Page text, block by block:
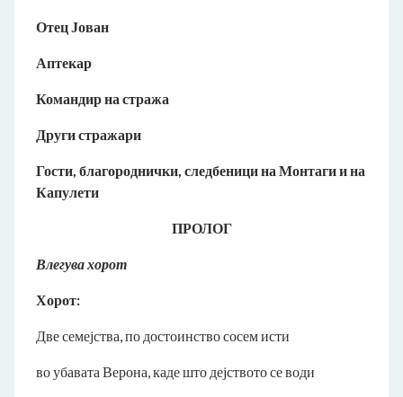
Отец Јован
Аптекар
Командир на стража
Други стражари
Гости, благороднички, следбеници на Монтаги и на
Капулети
ПРОЛОГ
Влегува хорот
Хорот:
Две семејства, по достоинство сосем исти
во убавата Верона, каде што дејството се води